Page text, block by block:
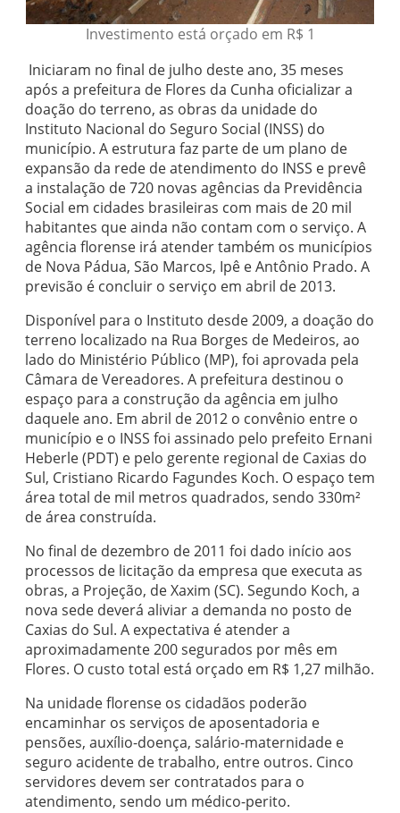
Investimento está orçado em R$ 1
Iniciaram no final de julho deste ano, 35 meses
após a prefeitura de Flores da Cunha oficializar a
doação do terreno, as obras da unidade do
Instituto Nacional do Seguro Social (INSS) do
município. A estrutura faz parte de um plano de
expansão da rede de atendimento do INSS e prevê
a instalação de 720 novas agências da Previdência
Social em cidades brasileiras com mais de 20 mil
habitantes que ainda não contam com o serviço. A
agência florense irá atender também os municípios
de Nova Pádua, São Marcos, Ipê e Antônio Prado. A
previsão é concluir o serviço em abril de 2013.
Disponível para o Instituto desde 2009, a doação do
terreno localizado na Rua Borges de Medeiros, ao
lado do Ministério Público (MP), foi aprovada pela
Câmara de Vereadores. A prefeitura destinou o
espaço para a construção da agência em julho
daquele ano. Em abril de 2012 o convênio entre o
município e o INSS foi assinado pelo prefeito Ernani
Heberle (PDT) e pelo gerente regional de Caxias do
Sul, Cristiano Ricardo Fagundes Koch. O espaço tem
área total de mil metros quadrados, sendo 330m²
de área construída.
No final de dezembro de 2011 foi dado início aos
processos de licitação da empresa que executa as
obras, a Projeção, de Xaxim (SC). Segundo Koch, a
nova sede deverá aliviar a demanda no posto de
Caxias do Sul. A expectativa é atender a
aproximadamente 200 segurados por mês em
Flores. O custo total está orçado em R$ 1,27 milhão.
Na unidade florense os cidadãos poderão
encaminhar os serviços de aposentadoria e
pensões, auxílio-doença, salário-maternidade e
seguro acidente de trabalho, entre outros. Cinco
servidores devem ser contratados para o
atendimento, sendo um médico-perito.